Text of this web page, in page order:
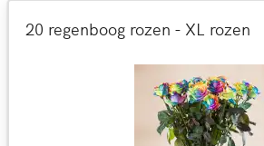
20 regenboog rozen - XL rozen